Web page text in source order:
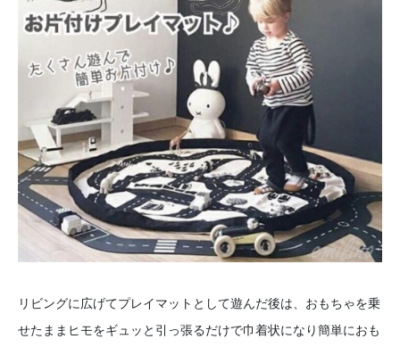
リビングに広げてプレイマットとして遊んだ後は、おもちゃを乗
せたままヒモをギュッと引っ張るだけで巾着状になり簡単におも